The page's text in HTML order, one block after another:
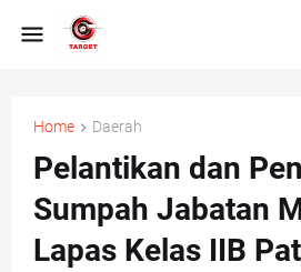
Home Daerah
Pelantikan dan
Sumpah Jabatan
Lapas Kelas IIB